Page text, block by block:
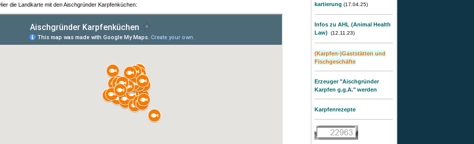
die Landkarte mit den Aischgründer Karpfenküchen:
kartierung (17.04 .25)
Infos zu AHL (Animal Health
Law)
(12.11.23)
(Karpfen-)Gaststätten und
Fischgeschäfte
Erzeuger "Aischgründer
Karpfen g.g.A." werden
Karpfenrezepte